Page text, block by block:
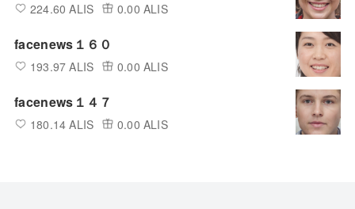
224.60 ALIS 0.00 ALIS
facenews１６０
193.97 ALIS 0.00 ALIS
facenews１４７
180.14 ALIS 0.00 ALIS